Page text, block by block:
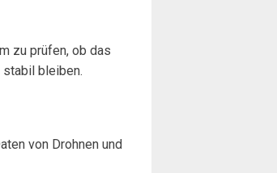
zu prüfen, ob das
stabil bleiben.
von Drohnen und